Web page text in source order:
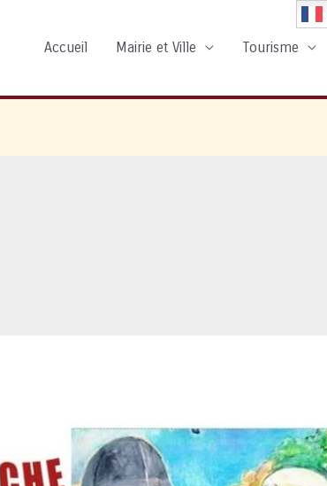
Accueil Mairie et Ville Tourisme